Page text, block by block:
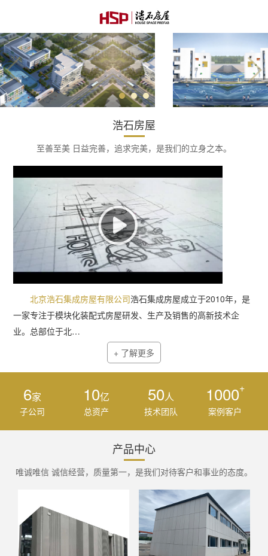
浩石房屋
至善至美 日益完善，追求完美，是我们的立身之本。
北京浩石集成房屋有限公司浩石集成房屋成立于2010年，是
一家专注于模块化装配式房屋研发、生产及销售的高新技术企
业。总部位于北…
+ 了解更多
6家
子公司
10亿
总资产
50人
技术团队
1000+
案例客户
产品中心
唯诚唯信 诚信经营，质量第一，是我们对待客户和事业的态度。